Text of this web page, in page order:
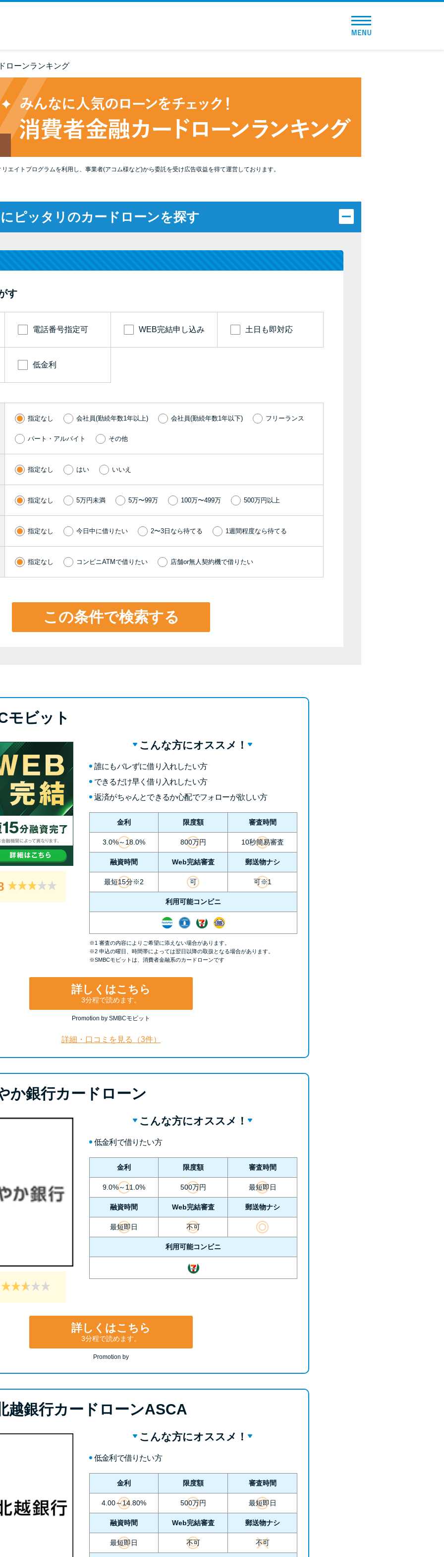
バレずに借りたい方向け
最速！最短40分で借りられるカードローン
銀行カードローンを選ぶべき4つの理由
今月の家賃払えない…2ヵ月目には解決しない
と危険な理由と対処法3つ
相談より賢い方法2選
ソフト闇金とは？悪質な手口には要注意！
らない理由
ブラックでもお金を借りるには？3つの判断基
準と工面法
アコムはブラックでも審査に通る？ 自分がブ
ンの選び方を徹底解説！
ン別の問い合わせ方法
ローンランキング
エイトプログラムを利用し、事業者(アコム様など)から委託を受け広告収益を得て運営しております。
ピッタリのカードローンを探す
す
電話番号指定可 WEB完結申し込み 土日も即対応
低金利
指定なし 会社員(勤続年数1年以上) 会社員(勤続年数1年以下) フリーランス
パート・アルバイト その他
指定なし はい いいえ
指定なし 5万円未満 5万〜99万 100万〜499万 500万円以上
指定なし 今日中に借りたい 2〜3日なら待てる 1週間程度なら待てる
指定なし コンビニATMで借りたい 店舗or無人契約機で借りたい
この条件で検索する
モビット
こんな方にオススメ！
誰にもバレずに借り入れしたい方
できるだけ早く借り入れしたい方
返済がちゃんとできるか心配でフォローが欲しい方
金利 限度額 審査時間
3.0%～18.0% 800万円 10秒簡易審査
融資時間 Web完結審査 郵送物ナシ
最短15分※2 可 可※1
利用可能コンビニ
※1 審査の内容によりご希望に添えない場合があります。
※2 申込の曜日、時間帯によっては翌日以降の取扱となる場合があります。
※SMBCモビットは、消費者金融系のカードローンです
詳しくはこちら
3分程で読めます。
Promotion by SMBCモビット
詳細・口コミを見る（3件）
か銀行カードローン
こんな方にオススメ！
低金利で借りたい方
金利 限度額 審査時間
9.0%～11.0% 500万円 最短即日
融資時間 Web完結審査 郵送物ナシ
最短即日 不可
利用可能コンビニ
詳しくはこちら
3分程で読めます。
Promotion by
越銀行カードローンASCA
こんな方にオススメ！
低金利で借りたい方
金利 限度額 審査時間
4.00～14.80% 500万円 最短即日
融資時間 Web完結審査 郵送物ナシ
最短即日 不可 不可